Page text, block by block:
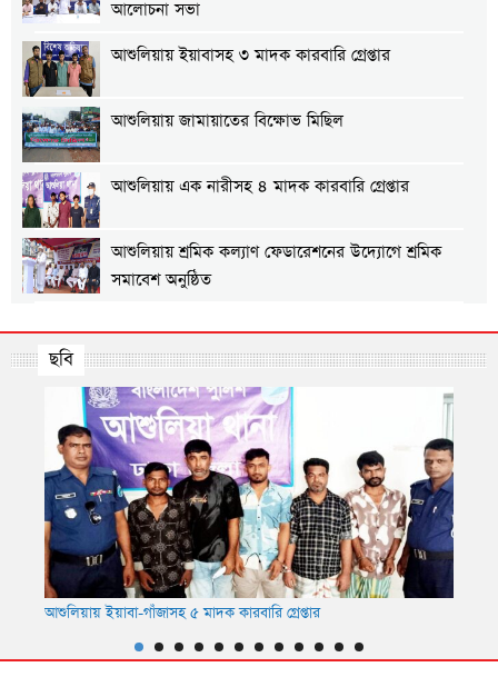
আলোচনা সভা
আশুলিয়ায় ইয়াবাসহ ৩ মাদক কারবারি গ্রেপ্তার
আশুলিয়ায় জামায়াতের বিক্ষোভ মিছিল
আশুলিয়ায় এক নারীসহ ৪ মাদক কারবারি গ্রেপ্তার
আশুলিয়ায় শ্রমিক কল্যাণ ফেডারেশনের উদ্যোগে শ্রমিক
সমাবেশ অনুষ্ঠিত
মানববন্ধন
আশুলিয়ায় প্রীতি ফুটবল ম্যাচ অনুষ্ঠিত
আশুলিয়ায় শিল্প প্রতিষ্ঠানে নিরবিচ্ছিন্ন গ্যাস ও বিদ্যুৎ
সরবরাহের দাবিতে মানববন্ধন
ছবি
আশুলিয়ায় ইয়াবা-গাঁজাসহ ৫ মাদক কারবারি গ্রেপ্তার